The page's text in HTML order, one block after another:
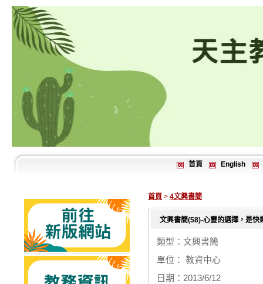
首頁 English
首頁 > 4文興書簡
文興書簡(58)-心靈的選擇，是快
類型：文興書簡
單位： 教資中心
日期：2013/6/12